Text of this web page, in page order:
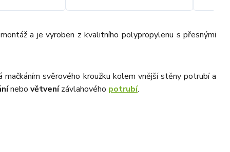
a je vyroben z kvalitního polypropylenu s přesnými
mačkáním svěrového kroužku kolem vnější stěny potrubí a
nebo větvenízávlahového potrubí.